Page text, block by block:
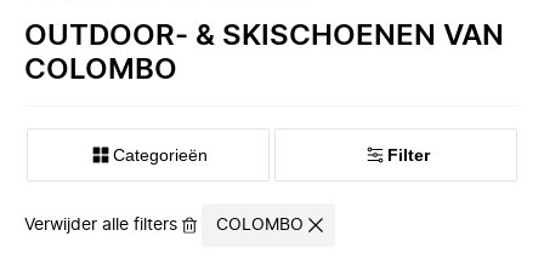
OUTDOOR- & SKISCHOENEN VAN
COLOMBO
Categorieën Filter
Verwijder alle filters COLOMBO